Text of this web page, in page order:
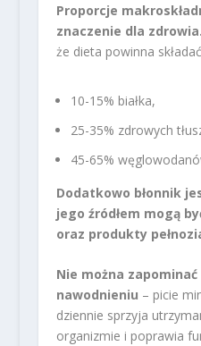
Proporcje
znaczenie dla zdrowia.
że dieta powinna
10-15% białka,
25-35% zdrowych
45-65%
Dodatkowo błonnik
jego źródłem mogą
oraz produkty
Nie można
nawodnieniu – picie
dziennie sprzyja
organizmie i poprawia